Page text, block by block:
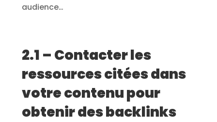
audience…
2.1 – Contacter les
ressources citées dans
votre contenu pour
obtenir des backlinks